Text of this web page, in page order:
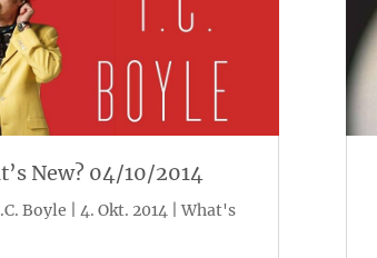
New? 04/10/2014
Boyle 4. Okt. 2014 |What's